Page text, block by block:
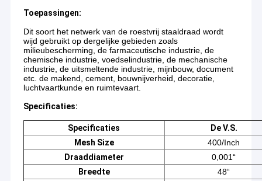
Toepassingen:
Dit soort het netwerk van de roestvrij staaldraad wordt
wijd gebruikt op dergelijke gebieden zoals
milieubescherming, de farmaceutische industrie, de
chemische industrie, voedselindustrie, de mechanische
industrie, de uitsmeltende industrie, mijnbouw, document
etc. de makend, cement, bouwnijverheid, decoratie,
luchtvaartkunde en ruimtevaart.
Specificaties:
Specificaties
De V.S.
Mesh Size
400/Inch
Draaddiameter
0,001“
Breedte
48“